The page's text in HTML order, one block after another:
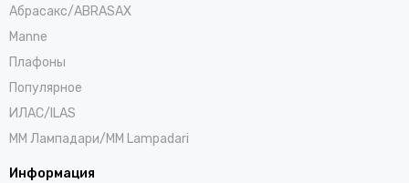
Абрасакс/ABRASAX
Manne
Плафоны
Популярное
ИЛАС/ILAS
ММ Лампадари/MM Lampadari
Информация